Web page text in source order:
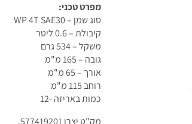
מפרט טכני:
סוג שמן – WP 4T SAE30
קיבולת – 0.6 ליטר
משקל – 534 גרם
גובה – 165 מ"מ
אורך – 65 מ"מ
רוחב 115 מ"מ
כמות באריזה -12
מק"ט יצרן 577419201.